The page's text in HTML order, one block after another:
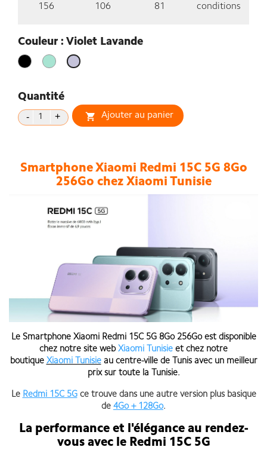
156 106 81
conditions
Couleur : Violet Lavande
Noir
vert
Violet
Quantité
 Ajouter au panier
Smartphone Xiaomi Redmi 15C 5G 8Go
256Go chez Xiaomi Tunisie
Le Smartphone Xiaomi Redmi 15C 5G 8Go 256Go est disponible
chez notre site web Xiaomi Tunisie et chez notre
boutique Xiaomi Tunisieau centre-ville de Tunis avec un meilleur
prix sur toute la Tunisie.
Le Redmi 15C 5Gce trouve dans une autre version plus basique
de 4Go + 128Go.
La performance et l'élégance au rendez-
vous avec le Redmi 15C 5G